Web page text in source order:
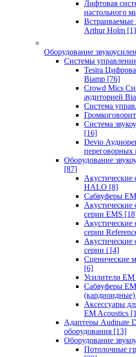
Лифтовая
настольного
Встраиваемые
Arthur Holm [1]
Оборудование
Системы
Tesira
Biamp [76]
Crowd Mics
аудиторией
Система
Система
[16]
Devio
переговорных
Оборудование
[87]
Акустические
HALO [8]
Сабвуферы
Акустические
серии EMS
Акустические
серии
Акустические
серии i [4]
Сценические
[6]
Усилители EM
Сабвуферы
(кардиоидные)
Аксессуары
EM Acoustics
Адаптеры Audinate
оборудования [13]
Оборудование
Потолочные